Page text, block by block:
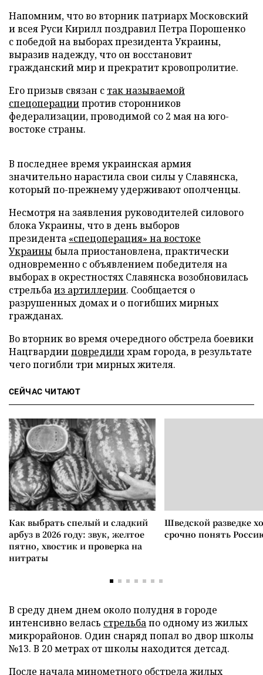
Напомним, что во вторник патриарх Московский
и всея Руси Кирилл поздравил Петра Порошенко
с победой на выборах президента Украины,
выразив надежду, что он восстановит
гражданский мир и прекратит кровопролитие.
Его призыв связан с так называемой
спецоперациипротив сторонников
федерализации, проводимой со 2 мая на юго-
востоке страны.
В последнее время украинская армия
значительно нарастила свои силы у Славянска,
который по-прежнему удерживают ополченцы.
Несмотря на заявления руководителей силового
блока Украины, что в день выборов
президента «спецоперация» на востоке
Украины была приостановлена, практически
одновременно с объявлением победителя на
выборах в окрестностях Славянска возобновилась
стрельбаиз артиллерии. Сообщается о
разрушенных домах и о погибших мирных
гражданах.
Во вторник во время очередного обстрела боевики
Нацгвардииповредилихрам города, в результате
чего погибли три мирных жителя.
СЕЙЧАС ЧИТАЮТ
Как выбрать спелый и сладкий
арбуз в 2026 году: звук, желтое
пятно, хвостик и проверка на
нитраты
Шведской разведке
срочно понять
В среду днем днем около полудня в городе
интенсивно велась стрельбапо одному из жилых
микрорайонов. Один снаряд попал во двор школы
№13. В 20 метрах от школы находится детсад.
После начала минометного обстрела жилых